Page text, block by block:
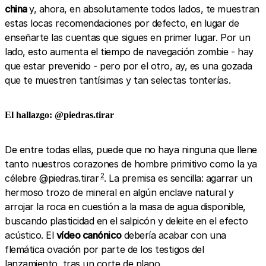
chinay, ahora, en absolutamente todos lados, te muestran
estas locas recomendaciones por defecto, en lugar de
enseñarte las cuentas que sigues en primer lugar. Por un
lado, esto aumenta el tiempo de navegación zombie - hay
que estar prevenido - pero por el otro, ay, es una gozada
que te muestren tantísimas y tan selectas tonterías.
El hallazgo: @piedras.tirar
De entre todas ellas, puede que no haya ninguna que llene
tanto nuestros corazones de hombre primitivo como la ya
célebre @piedras.tirar 2. La premisa es sencilla: agarrar un
hermoso trozo de mineral en algún enclave natural y
arrojar la roca en cuestión a la masa de agua disponible,
buscando plasticidad en el salpicón y deleite en el efecto
acústico. El vídeo canónicodebería acabar con una
flemática ovación por parte de los testigos del
lanzamiento, tras un corte de plano.